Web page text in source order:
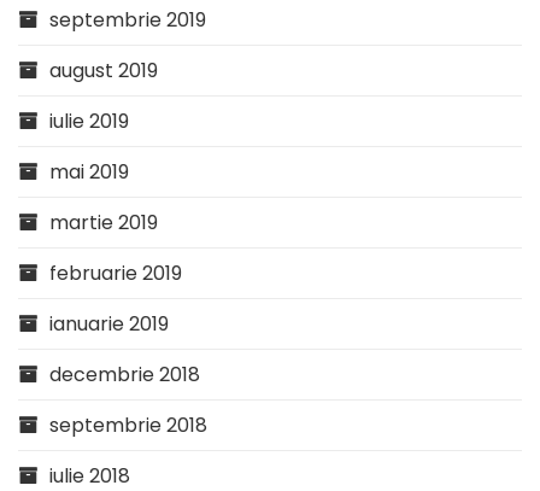
septembrie 2019
august 2019
iulie 2019
mai 2019
martie 2019
februarie 2019
ianuarie 2019
decembrie 2018
septembrie 2018
iulie 2018